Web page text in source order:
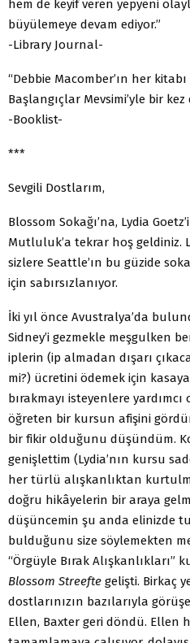
hem de keyif veren yepyeni
büyülemeye devam ediyor.”
-Library Journal-
“Debbie Macomber’ın her
Başlangıçlar Mevsimi’yle bir
-Booklist-
***
Sevgili Dostlarım,
Blossom Sokağı’na, Lydia
Mutluluk’a tekrar hoş geldiniz.
sizlere Seattle’ın bu güzide
için sabırsızlanıyor.
İki yıl önce Avustralya’da
Sidney’i gezmekle meşgulken
iplerin (ip almadan dışarı
mi?) ücretini ödemek için
bırakmayı isteyenlere
öğreten bir kursun afişini
bir fikir olduğunu düşündüm.
genişlettim (Lydia’nın kursu
her türlü alışkanlıktan
doğru hikâyelerin bir araya
düşüncemin şu anda elinizde
bulduğunu size söylemekten
“Örgüyle Bırak Alışkanlıkları”
Blossom Streefte gelişti. Birkaç
dostlarınızın bazılarıyla
Ellen, Baxter geri döndü. Ellen